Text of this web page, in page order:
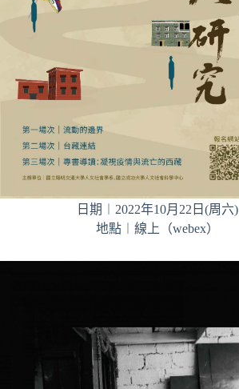
日期︱2022年10月22日(周六)
地點︱線上（webex）